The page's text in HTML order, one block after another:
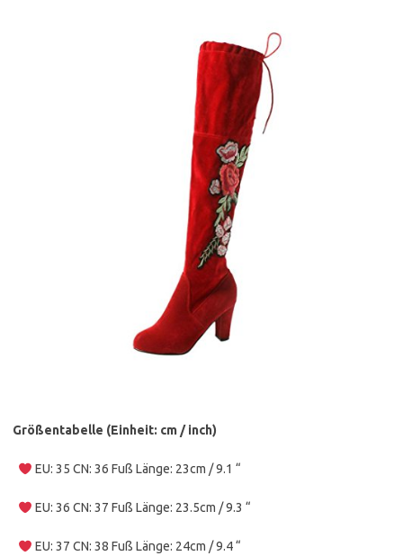
Größentabelle (Einheit: cm / inch)
EU: 35 CN: 36 Fuß Länge: 23cm / 9.1 “
EU: 36 CN: 37 Fuß Länge: 23.5cm / 9.3 “
EU: 37 CN: 38 Fuß Länge: 24cm / 9.4 “